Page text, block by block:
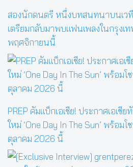
สองนักดนตรี หนึ่งบทสนทนาบนเวที
เตรียมกลับมาพบแฟนเพลงในกรุงเ
พฤศจิกายนนี้
PREP คัมแบ็กเอเชีย! ประกาศเอเชี
ใหม่ ‘One Day In The Sun’ พร้อม
ตุลาคม 2026 นี้